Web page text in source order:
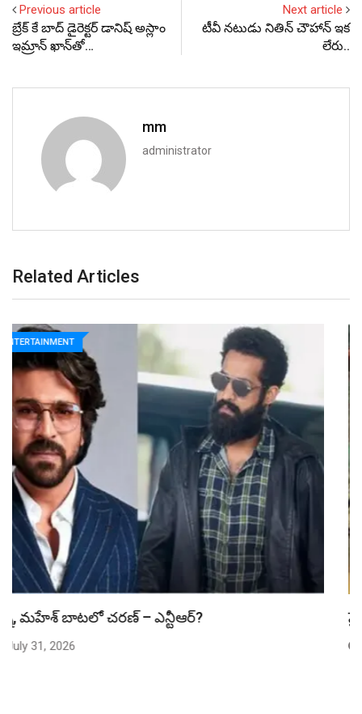
Previous article
బ్రేక్ కే బాద్ డైరెక్టర్ డానిష్ అస్లాం
ఇమ్రాన్ ఖాన్‌తో…
Next article
టీవీ నటుడు నితిన్ చౌహాన్ ఇక
లేరు..
mm
administrator
Related Articles
ENTERTAINMENT
స్పైడర్ మ్యాన్ బాక్సాఫీస్ రికార్డు బద్దలు
July 31, 2026